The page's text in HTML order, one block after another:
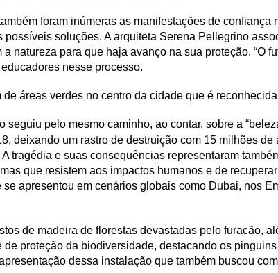
foram inúmeras as manifestações de
soluções. A arquiteta Serena Pellegrino
natureza para que haja avanço na sua proteção. “O
nesse processo.
de áreas verdes no centro da cidade que é
seguiu pelo mesmo caminho, ao contar, sobre a
deixando um rastro de destruição com 15 milhões
tragédia e suas consequências representaram
que resistem aos impactos humanos e de
se apresentou em cenários globais como Dubai, nos
de madeira de florestas devastadas pelo furacão,
proteção da biodiversidade, destacando os
dessa instalação que também buscou